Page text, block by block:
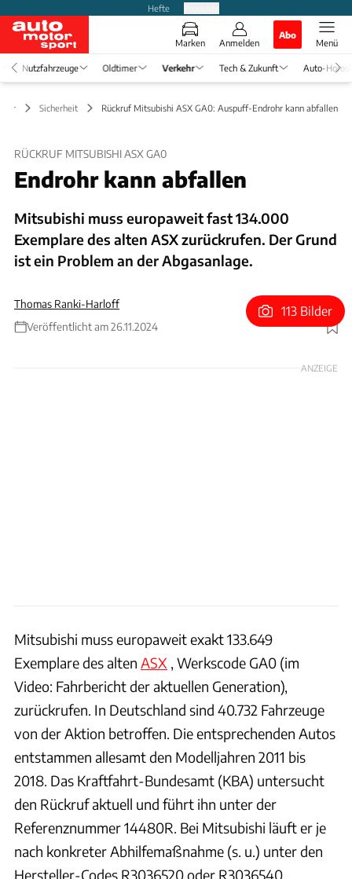
Hefte
Marken Anmelden
Abo
Menü
Nutzfahrzeuge Oldtimer Verkehr Tech & Zukunft Auto-
Sicherheit Rückruf Mitsubishi ASX GA0: Auspuff-Endrohr kann abfallen
RÜCKRUF MITSUBISHI ASX GA0
Endrohr kann abfallen
Mitsubishi muss europaweit fast 134.000
Exemplare des alten ASX zurückrufen. Der Grund
ist ein Problem an der Abgasanlage.
Thomas Ranki-Harloff
Veröffentlicht am 26.11.2024
Foto: Harald Dawo
113 Bilder
ANZEIGE
Mitsubishi muss europaweit exakt 133.649
Exemplare des alten ASX , Werkscode GA0 (im
Video: Fahrbericht der aktuellen Generation),
zurückrufen. In Deutschland sind 40.732 Fahrzeuge
von der Aktion betroffen. Die entsprechenden Autos
entstammen allesamt den Modelljahren 2011 bis
2018. Das Kraftfahrt-Bundesamt (KBA) untersucht
den Rückruf aktuell und führt ihn unter der
Referenznummer 14480R. Bei Mitsubishi läuft er je
nach konkreter Abhilfemaßnahme (s. u.) unter den
Hersteller-Codes R3036520 oder R3036540.